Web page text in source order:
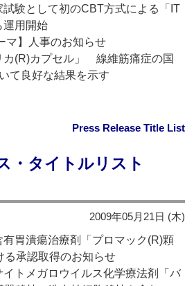
験として初のCBT方式による「IT
運用開始
マ】人事のお知らせ
カ(R)カプセル」 線維筋痛症の国
て良好な結果を示す
Press Release Title List
・タイトルリスト
2009年05月21日 (木)
有胃潰瘍治療剤「プロマック(R)顆
る承認取得のお知らせ
イトメガロウイルス化学療法剤「バ